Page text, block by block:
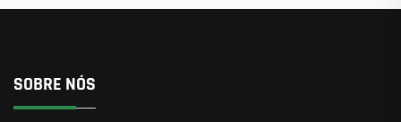
SOBRE NÓS